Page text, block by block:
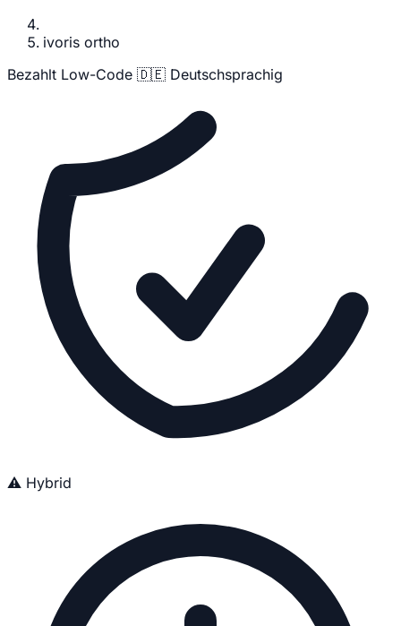
ivoris ortho
Bezahlt Low-Code 🇩🇪 Deutschsprachig
⚠️ Hybrid